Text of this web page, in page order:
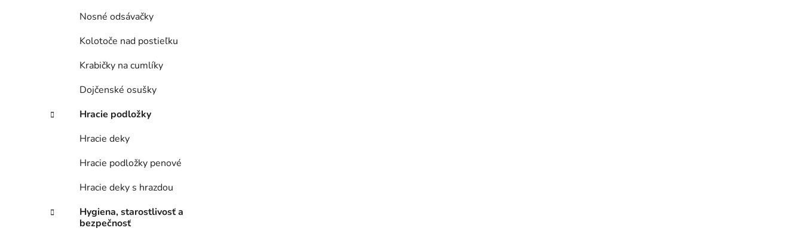
Nosné odsávačky
Kolotoče nad postieľku
Krabičky na cumlíky
Dojčenské osušky
Hracie podložky
Hracie deky
Hracie podložky penové
Hracie deky s hrazdou
Hygiena, starostlivosť a
bezpečnosť